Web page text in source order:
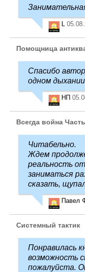
L
Помощница
Спасибо
одном
НП
Всегда война
Читабельно.
Ждем
реальность
заниматься
сказать,
Павел
Системный тактик
Понравилась
возможность
пожалуйста.